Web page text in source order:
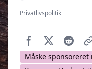
Måske sponsoreret
Privatlivspolitik